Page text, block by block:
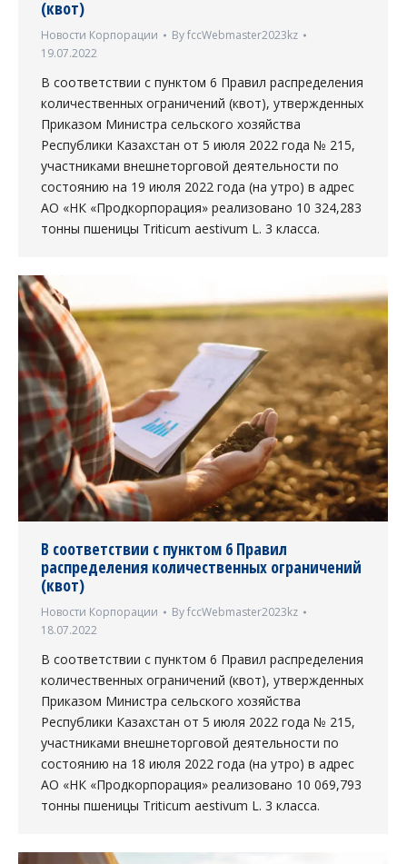
(квот)
Новости Корпорации ByfccWebmaster2023kz
19.07.2022
В соответствии с пунктом 6 Правил распределения
количественных ограничений (квот), утвержденных
Приказом Министра сельского хозяйства
Республики Казахстан от 5 июля 2022 года № 215,
участниками внешнеторговой деятельности по
состоянию на 19 июля 2022 года (на утро) в адрес
АО «НК «Продкорпорация» реализовано 10 324,283
тонны пшеницы Triticum aestivum L. 3 класса.
В соответствии с пунктом 6 Правил
распределения количественных ограничений
(квот)
Новости Корпорации ByfccWebmaster2023kz
18.07.2022
В соответствии с пунктом 6 Правил распределения
количественных ограничений (квот), утвержденных
Приказом Министра сельского хозяйства
Республики Казахстан от 5 июля 2022 года № 215,
участниками внешнеторговой деятельности по
состоянию на 18 июля 2022 года (на утро) в адрес
АО «НК «Продкорпорация» реализовано 10 069,793
тонны пшеницы Triticum aestivum L. 3 класса.